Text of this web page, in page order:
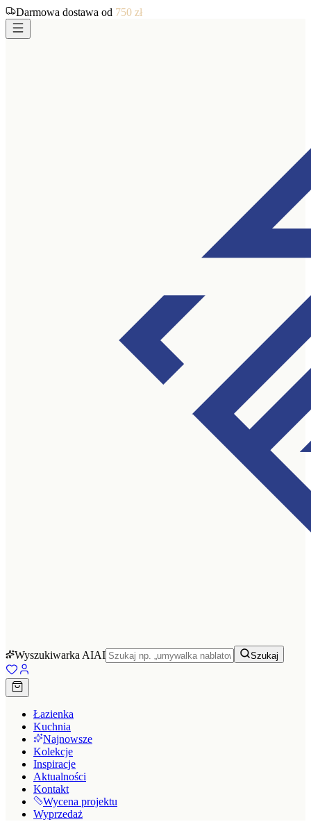
Darmowa dostawa od 750 zł
Wyszukiwarka AIAI Szukaj
Łazienka
Kuchnia
Najnowsze
Kolekcje
Inspiracje
Aktualności
Kontakt
Wycena projektu
Wyprzedaż